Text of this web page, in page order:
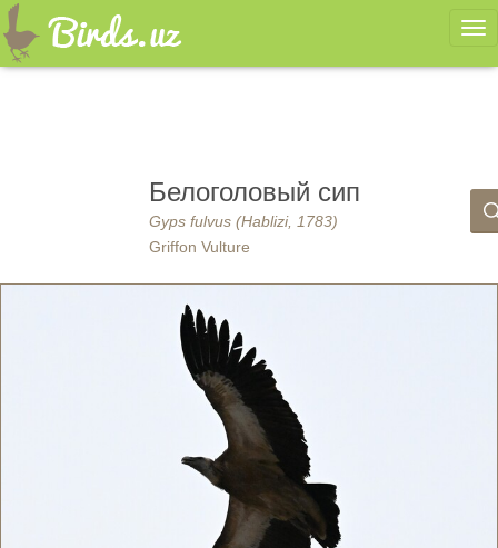
Белоголовый сип
Gyps fulvus (Hablizi, 1783)
Griffon Vulture